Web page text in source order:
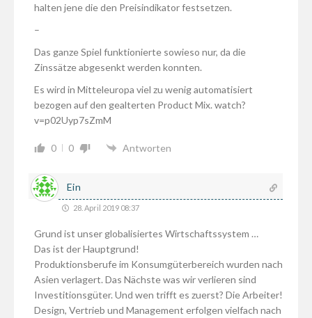
halten jene die den Preisindikator festsetzen.
–
Das ganze Spiel funktionierte sowieso nur, da die
Zinssätze abgesenkt werden konnten.
Es wird in Mitteleuropa viel zu wenig automatisiert
bezogen auf den gealterten Product Mix. watch?
v=p02Uyp7sZmM
0 0 Antworten
Ein
28. April 2019 08:37
Grund ist unser globalisiertes Wirtschaftssystem …
Das ist der Hauptgrund!
Produktionsberufe im Konsumgüterbereich wurden nach
Asien verlagert. Das Nächste was wir verlieren sind
Investitionsgüter. Und wen trifft es zuerst? Die Arbeiter!
Design, Vertrieb und Management erfolgen vielfach nach